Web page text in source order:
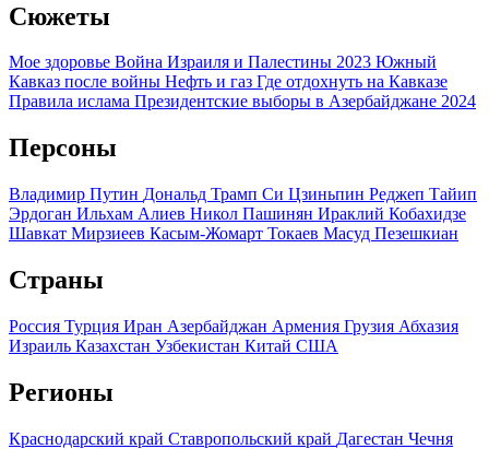
Сюжеты
Мое здоровье Война Израиля и Палестины 2023 Южный
Кавказ после войны Нефть и газ Где отдохнуть на Кавказе
Правила ислама Президентские выборы в Азербайджане 2024
Персоны
Владимир Путин Дональд Трамп Си Цзиньпин Реджеп Тайип
Эрдоган Ильхам Алиев Никол Пашинян Ираклий Кобахидзе
Шавкат Мирзиеев Касым-Жомарт Токаев Масуд Пезешкиан
Страны
Россия Турция Иран Азербайджан Армения Грузия Абхазия
Израиль Казахстан Узбекистан Китай США
Регионы
Краснодарский край Ставропольский край Дагестан Чечня